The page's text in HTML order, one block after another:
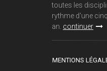
toutes les
rythme d'une
an. continuer
MENTIONS